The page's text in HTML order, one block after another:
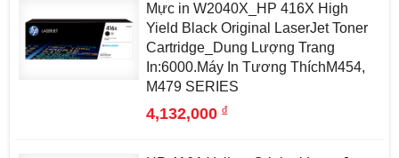
Mực in W2040X_HP 416X High
Yield Black Original LaserJet Toner
Cartridge_Dung Lượng Trang
In:6000.Máy In Tương ThíchM454,
M479 SERIES
4,132,000đ